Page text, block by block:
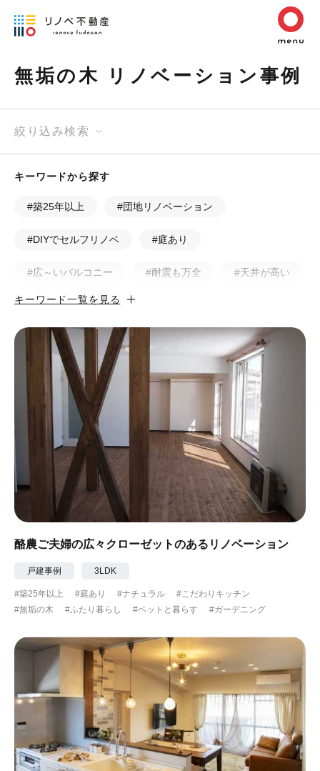
無垢の木 リノベーション事例
絞り込み検索
キーワードから探す
#築25年以上 #団地リノベーション
#DIYでセルフリノベ #庭あり
#広～いバルコニー #耐震も万全 #天井が高い
#カフェ風 #昭和レトロ
#ナチュラル #アジアンテイスト
#アンティーク調 #ハンモック
#コンクリート壁 #土間あり
#こだわりインテリア #こだわりキッチン
#自転車収納 #あえて古材
#無垢の木 #タイル #壁一面本棚
#ヘリンボーン床
#ふたり暮らし
#スローライフ #自宅で仕事 #ペットと暮らす
#眺望最高 #水辺の住まい #緑がいっぱい
#300万円以下
キーワード一覧を見る
酪農ご夫婦の広々クローゼットのあるリノベーション
戸建事例 3LDK
#築25年以上 #庭あり #ナチュラル
#こだわりキッチン
#無垢の木
#ふたり暮らし #ペットと暮らす #ガーデニング